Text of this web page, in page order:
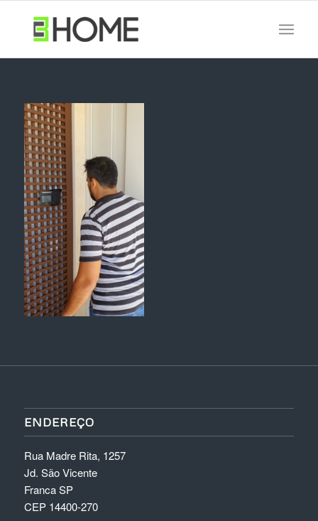
ENDEREÇO
Rua Madre Rita, 1257
Jd. São Vicente
Franca SP
CEP 14400-270